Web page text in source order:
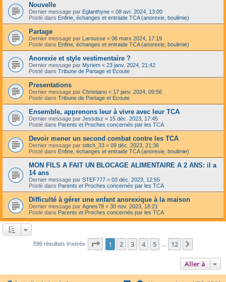
Nouvelle
Dernier message par Eglanthyne « 08 avr. 2024, 13:00
Posté dans Enfine, échanges et entraide TCA (anorexie, boulimie)
Partage
Dernier message par Larousse « 06 mars 2024, 17:19
Posté dans Enfine, échanges et entraide TCA (anorexie, boulimie)
Anorexie et style vestimentaire ?
Dernier message par Myriem « 23 janv. 2024, 21:42
Posté dans Tribune de Partage et Ecoute
Presentations
Dernier message par Christiano « 17 janv. 2024, 09:56
Posté dans Tribune de Partage et Ecoute
Ensemble, apprenons leur à vivre avec leur TCA
Dernier message par Jessdsz « 15 déc. 2023, 17:45
Posté dans Parents et Proches concernés par les TCA
Devoir mener un second combat contre les TCA
Dernier message par stitch_33 « 09 déc. 2023, 21:36
Posté dans Enfine, échanges et entraide TCA (anorexie, boulimie)
MON FILS A FAIT UN BLOCAGE ALIMENTAIRE A 2 ANS: il a
14 ans
Dernier message par STEF777 « 03 déc. 2023, 12:55
Posté dans Parents et Proches concernés par les TCA
Difficulté à gérer une enfant anorexique à la maison
Dernier message par Agnes78 « 30 nov. 2023, 18:21
Posté dans Parents et Proches concernés par les TCA
596 résultats trouvés Page 1sur12
1 2 3 4 5 12
Aller à